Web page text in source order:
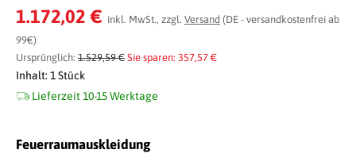
Durchschnittliche Bewertung von 0 von 5 Sternen
1.172,02 € inkl. MwSt., zzgl. Versand (DE - versandkostenfrei ab
99€)
Ursprünglich: 1.529,59 € Sie sparen: 357,57 €
Inhalt: 1 Stück
Lieferzeit 10-15 Werktage
Feuerraumauskleidungauswählen